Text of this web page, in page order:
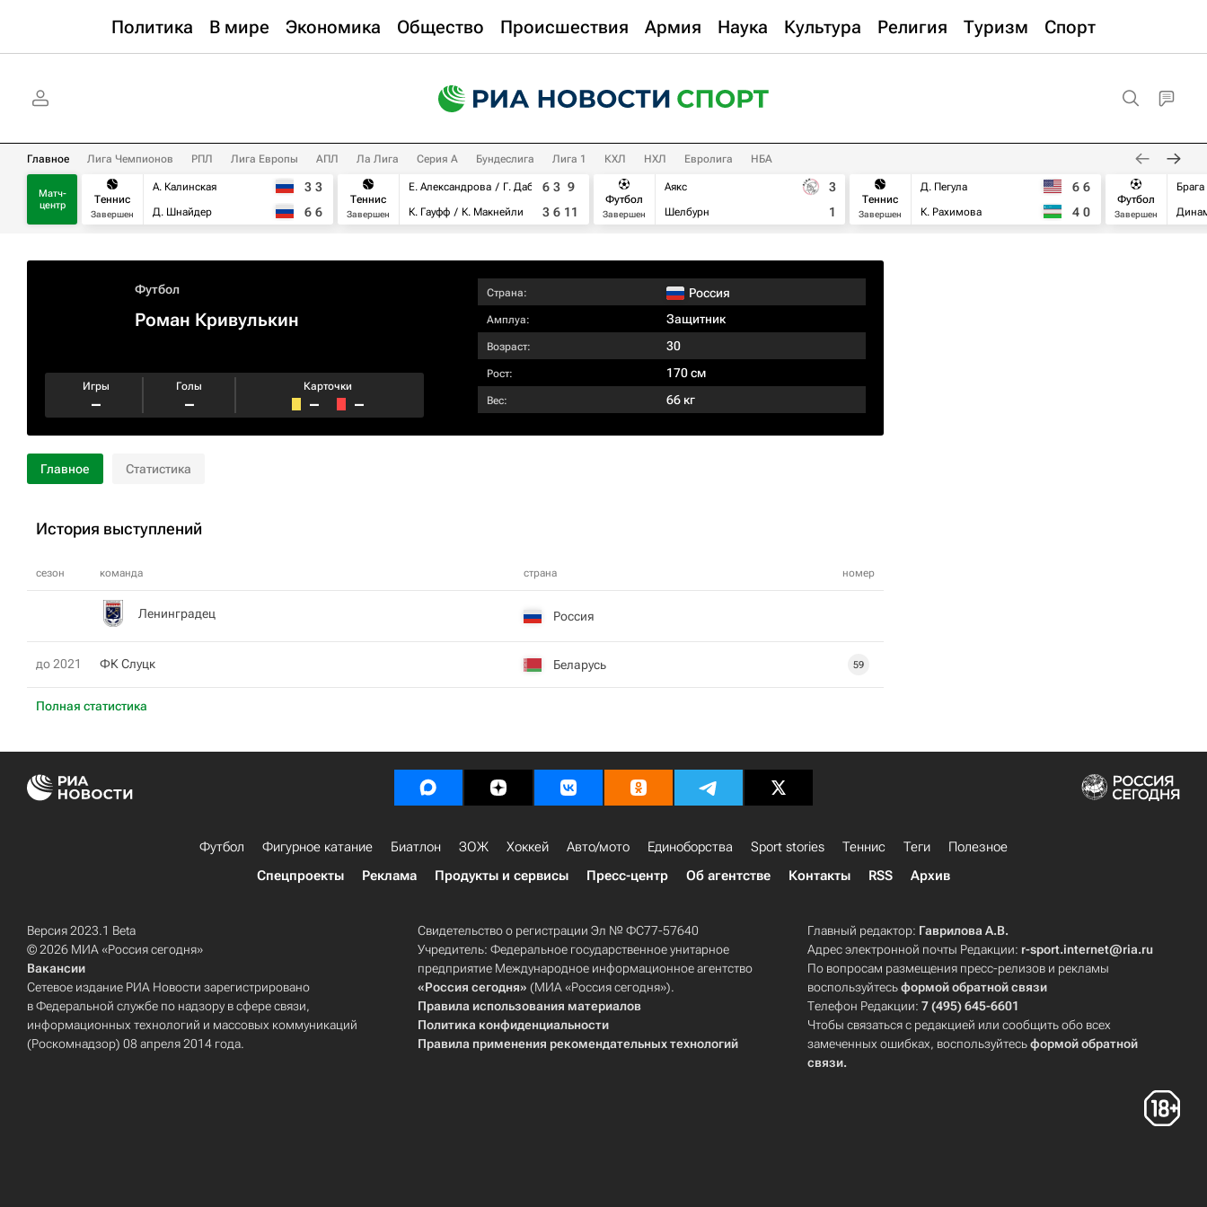
Политика В мире Экономика Общество Происшествия Армия Наука Культура Религия Туризм Спорт
Главное Лига Чемпионов РПЛ Лига Европы АПЛ Ла Лига Серия А Бундеслига Лига 1 КХЛ НХЛ Евролига НБА
Матч-
центр
Теннис
Завершен
А. Калинская
Д. Шнайдер
3 3
6 6
Теннис
Завершен
Е. Александрова
Г. Дабровски
К. Гауфф
К. Макнейли
6 3 9
3 6 11
Футбол
Завершен
Аякс
Шелбурн
3
1
Теннис
Завершен
Д. Пегула
К. Рахимова
6 6
4 0
Футбол
Завершен
Брага
Футбол
Роман Кривулькин
Игры
–
Голы
–
Карточки
– –
Страна: Россия
Амплуа: Защитник
Возраст: 30
Рост: 170 см
Вес: 66 кг
Главное Статистика
История выступлений
сезон команда страна номер
Полная статистика
Ленинградец Россия
до 2021 ФК Слуцк Беларусь 59
Футбол Фигурное катание Биатлон ЗОЖ Хоккей Авто/мото Единоборства Sport stories Теннис Теги
Полезное
Спецпроекты
Реклама Продукты и сервисы Пресс-центр Об агентстве Контакты RSS Архив
Версия 2023.1 Beta
© 2026 МИА «Россия сегодня»
Вакансии
Сетевое издание РИА Новости зарегистрировано
в Федеральной службе по надзору в сфере связи,
информационных технологий и массовых коммуникаций
(Роскомнадзор) 08 апреля 2014 года.
Свидетельство о регистрации Эл № ФС77-57640
Учредитель: Федеральное государственное унитарное
предприятие Международное информационное агентство
«Россия сегодня» (МИА «Россия сегодня»).
Правила использования материалов
Политика конфиденциальности
Правила применения рекомендательных технологий
Главный редактор: Гаврилова А.В.
Адрес электронной почты Редакции: r-sport.internet@ria.ru
По вопросам размещения пресс-релизов и рекламы
воспользуйтесьформой обратной связи
Телефон Редакции:7 (495) 645-6601
Чтобы связаться с редакцией или сообщить обо всех
замеченных ошибках, воспользуйтесьформой обратной
связи.